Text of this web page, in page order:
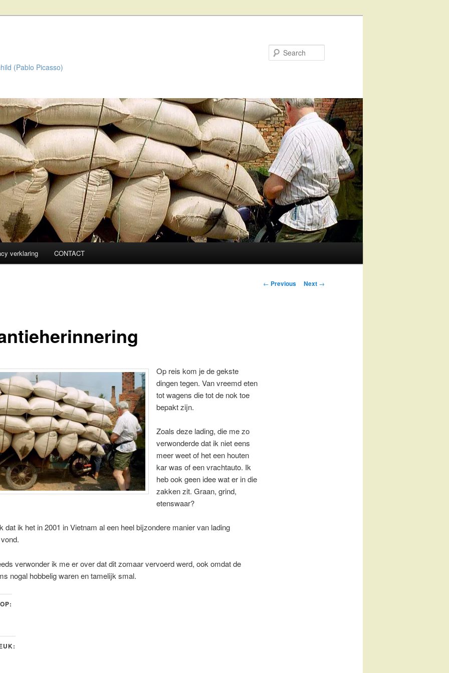
(Pablo Picasso)
verklaring CONTACT
Post
← Previous Next →
Op reis kom je de gekste
dingen tegen. Van vreemd eten
tot wagens die tot de nok toe
bepakt zijn.
Zoals deze lading, die me zo
verwonderde dat ik niet eens
meer weet of het een houten
kar was of een vrachtauto. Ik
heb ook geen idee wat er in die
zakken zit. Graan, grind,
etenswaar?
dat ik het in 2001 in Vietnam al een heel bijzondere manier van lading
verwonder ik me er over dat dit zomaar vervoerd werd, ook omdat de
nogal hobbelig waren en tamelijk smal.